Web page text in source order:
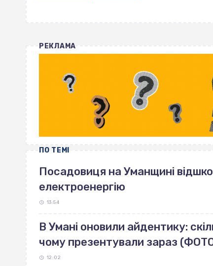
РЕКЛАМА
ПО ТЕМІ
Посадовиця на Уманщині
електроенергію
13:54
В Умані оновили айдентику:
чому презентували зараз
12:02